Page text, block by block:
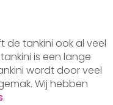
de tankini ook al veel
is een lange
wordt door veel
Wij hebben
.